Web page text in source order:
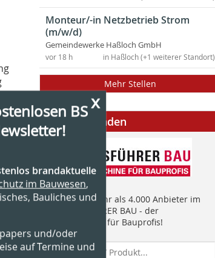
x
BS
brandaktuelle
im Bauwesen,
Bauliches und
und/oder
auf Termine und
Monteur/-in Netzbetrieb Strom
(m/w/d)
Gemeindewerke Haßloch GmbH
in Haßloch (+1 weiterer Standort)
vor 18 h
Mehr Stellen
Anbieter finden
Finden Sie mehr als 4.000 Anbieter im
EINKAUFSFÜHRER BAU - der
Suchmaschine für Bauprofis!